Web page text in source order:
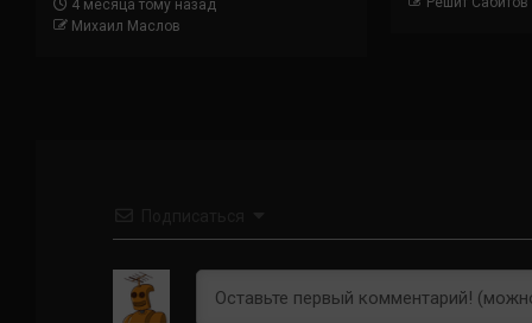
4 месяца тому назад
Михаил Маслов